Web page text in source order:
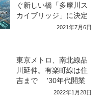
ぐ新しい橋「多摩川ス
カイブリッジ」に決定
2021年7月6日
東京メトロ、南北線品
川延伸。有楽町線は住
吉まで '30年代開業
2022年1月28日